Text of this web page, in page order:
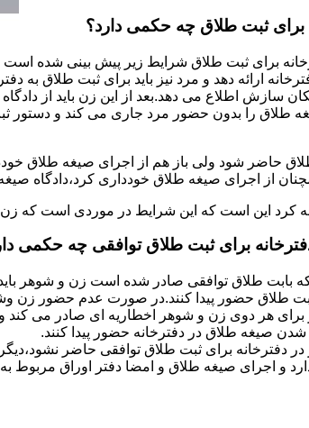
ثبت طلاق چه حکمی دارد؟
برای ثبت طلاق شرایط زیر پیش بینی شده
ارائه دهد و مرد نیز باید برای ثبت طلاق به
سازش اطلاع می دهد.بعد از این زن باید از
طلاق را بدون حضور مرد جاری می کند و دستور
حاضر شود ولی باز هم از اجرای صیغه طلاق
از اجرای صیغه طلاق خودداری کرد،دادگاه
توجه کرد این است که این شرایط در موردی است که
برای ثبت طلاق توافقی چه حکمی
طلاق توافقی صادر شده است زن و شوهر باید
طلاق حضور پیدا کنند.در صورت عدم حضور زن
برای هر دوی زن و شوهر اخطاریه ای صادر می کند و
صیغه طلاق در دفترخانه حضور پیدا کنند.
دفترخانه برای ثبت طلاق توافقی حاضر
و اجرای صیغه طلاق و امضا دفتر اوراق مربوط